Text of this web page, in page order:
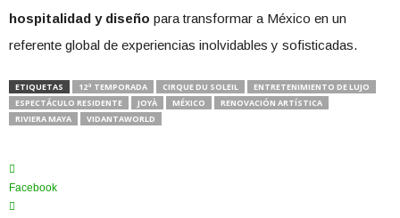
hospitalidad y diseño para transformar a México en un
referente global de experiencias inolvidables y sofisticadas.
ETIQUETAS 12ª TEMPORADA CIRQUE DU SOLEIL
ENTRETENIMIENTO DE LUJO
ESPECTÁCULO RESIDENTE
JOYÀ MÉXICO
RENOVACIÓN ARTÍSTICA
RIVIERA MAYA
VIDANTAWORLD
Facebook